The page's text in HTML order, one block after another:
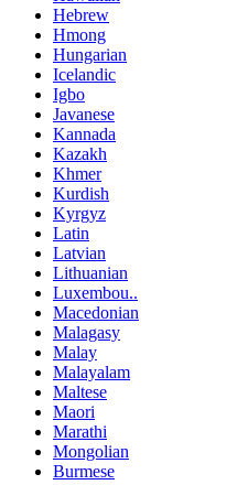
Hebrew
Hmong
Hungarian
Icelandic
Igbo
Javanese
Kannada
Kazakh
Khmer
Kurdish
Kyrgyz
Latin
Latvian
Lithuanian
Luxembou..
Macedonian
Malagasy
Malay
Malayalam
Maltese
Maori
Marathi
Mongolian
Burmese